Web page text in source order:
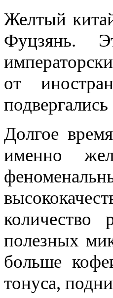
Желтый
Фуцзянь.
от
Долгое
именно
количество
полезных
больше
тонуса,